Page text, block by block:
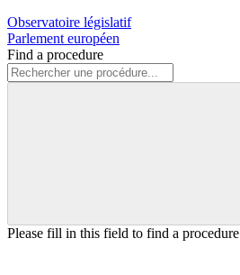
Observatoire législatif
Parlement européen
Find a procedure
Please fill in this field to find a procedure